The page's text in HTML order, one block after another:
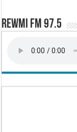
Rewmi FM 97.5